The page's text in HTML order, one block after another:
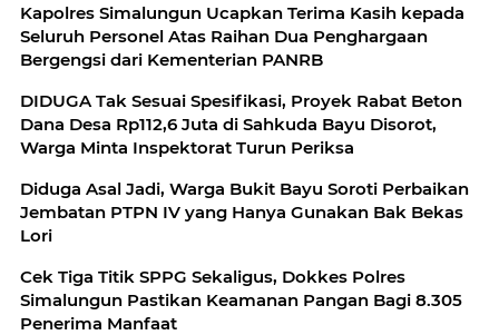
Kapolres Simalungun Ucapkan Terima Kasih kepada
Seluruh Personel Atas Raihan Dua Penghargaan
Bergengsi dari Kementerian PANRB
DIDUGA Tak Sesuai Spesifikasi, Proyek Rabat Beton
Dana Desa Rp112,6 Juta di Sahkuda Bayu Disorot,
Warga Minta Inspektorat Turun Periksa
Diduga Asal Jadi, Warga Bukit Bayu Soroti Perbaikan
Jembatan PTPN IV yang Hanya Gunakan Bak Bekas
Lori
Cek Tiga Titik SPPG Sekaligus, Dokkes Polres
Simalungun Pastikan Keamanan Pangan Bagi 8.305
Penerima Manfaat